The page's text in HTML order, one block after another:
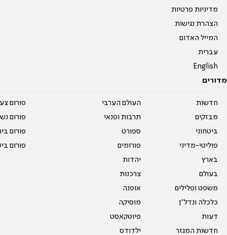
מדיניות פרטיות
הצהרת נגישות
המייל האדום
עברית
English
מדורים
חדשות
מבזקים
ביטחוני
פוליטי-מדיני
בארץ
בעולם
משפט ופלילים
כלכלה ונדל"ן
דעות
חדשות המגזר
העולם הערבי
תרבות ופנאי
ספורט
פורומים
יהדות
צרכנות
אופנה
מוסיקה
פיוטקאסט
ילדודס
פורום
פורום
פורום
פורום